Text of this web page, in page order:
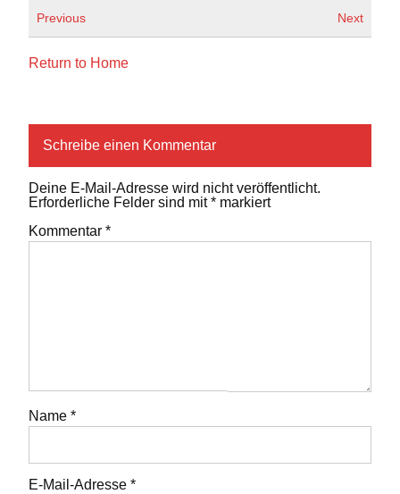
Previous Next
Return to Home
Schreibe einen Kommentar
Deine E-Mail-Adresse wird nicht veröffentlicht.
Erforderliche Felder sind mit* markiert
Kommentar *
Name *
E-Mail-Adresse *